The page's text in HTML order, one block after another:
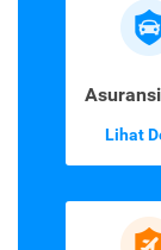
Lihat